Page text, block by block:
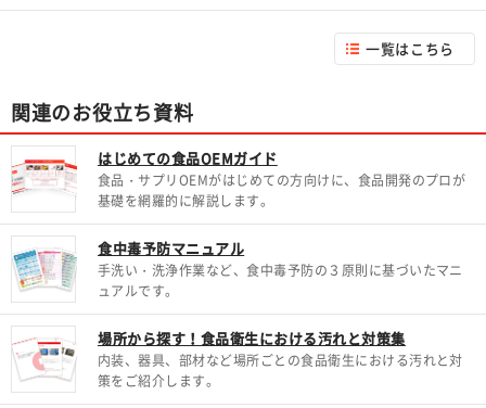
一覧はこちら
関連のお役立ち資料
はじめての食品OEMガイド
食品・サプリOEMがはじめての方向けに、食品開発のプロが
基礎を網羅的に解説します。
食中毒予防マニュアル
手洗い・洗浄作業など、食中毒予防の３原則に基づいたマニ
ュアルです。
場所から探す！食品衛生における汚れと対策集
内装、器具、部材など場所ごとの食品衛生における汚れと対
策をご紹介します。